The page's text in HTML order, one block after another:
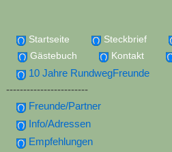
Startseite Steckbrief
Gästebuch
Kontakt
10 Jahre RundwegFreunde
------------------------
Freunde/Partner
Info/Adressen
Empfehlungen